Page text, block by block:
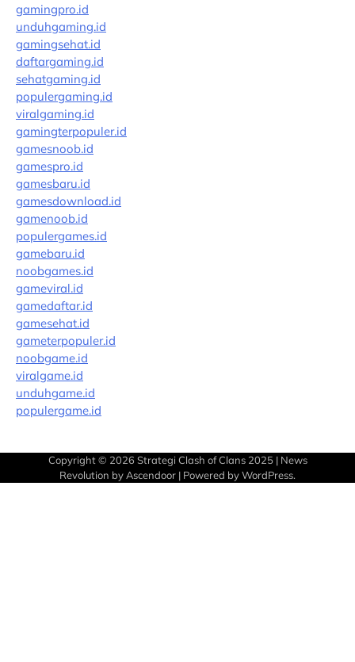
gamingpro.id
unduhgaming.id
gamingsehat.id
daftargaming.id
sehatgaming.id
populergaming.id
viralgaming.id
gamingterpopuler.id
gamesnoob.id
gamespro.id
gamesbaru.id
gamesdownload.id
gamenoob.id
populergames.id
gamebaru.id
noobgames.id
gameviral.id
gamedaftar.id
gamesehat.id
gameterpopuler.id
noobgame.id
viralgame.id
unduhgame.id
populergame.id
Copyright © 2026 Strategi Clash of Clans 2025| News
Revolution byAscendoor | Powered byWordPress.